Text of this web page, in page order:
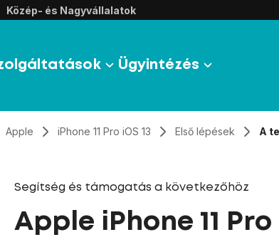
Közép- és Nagyvállalatok
Ügyintézés
Apple iPhone 11 Pro iOS 13 Első lépések A
Segítség és támogatás a következőhöz
Apple iPhone 11 Pro